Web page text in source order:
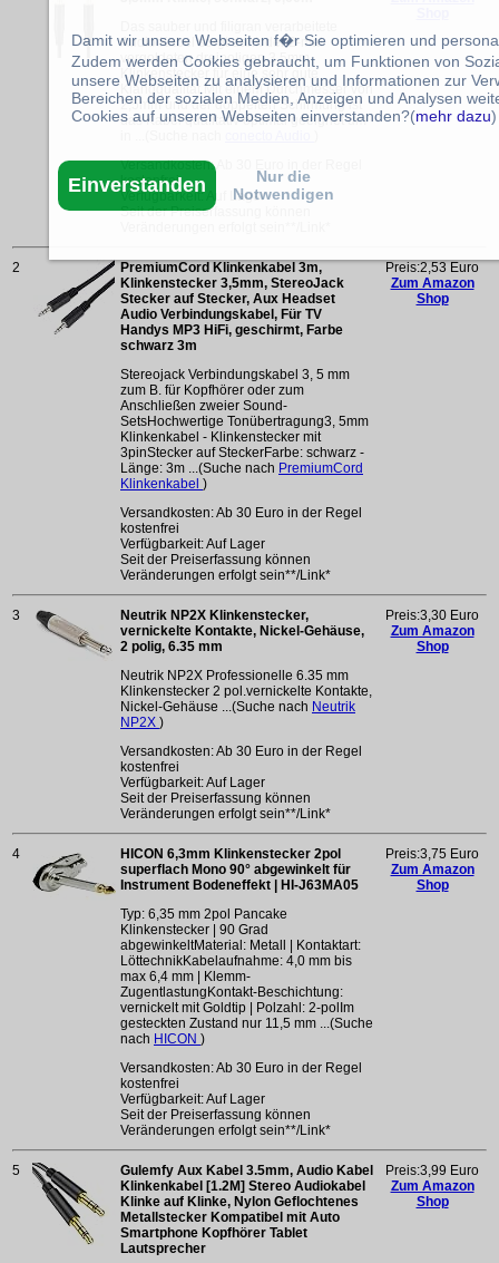
Audio Kabel sorgt dank der 2-mal
vergoldeten dreipoligen 3,5mm
Klinkenstecker für eine sehr gute
Klangqualität.Mit einem Durchmesser von
2,5mm und der doppelten Schirmung ist
das Kabel qualitativ optimal geeignet um
Versandkosten: Ab 30 Euro in der Regel
kostenfrei
Verfügbarkeit: Auf Lager
Seit der Preiserfassung können
2
PremiumCord Klinkenkabel 3m,
Klinkenstecker 3,5mm, StereoJack
Stecker auf Stecker, Aux Headset
Audio Verbindungskabel, Für TV
Handys MP3 HiFi, geschirmt, Farbe
schwarz 3m
Stereojack Verbindungskabel 3, 5 mm
zum B. für Kopfhörer oder zum
Anschließen zweier Sound-
SetsHochwertige Tonübertragung3, 5mm
Klinkenkabel - Klinkenstecker mit
3pinStecker auf SteckerFarbe: schwarz -
Länge: 3m ...(Suche nach PremiumCord
Klinkenkabel )
Versandkosten: Ab 30 Euro in der Regel
kostenfrei
Verfügbarkeit: Auf Lager
Seit der Preiserfassung können
Veränderungen erfolgt sein**/Link*
Preis:2,53 Euro
Zum Amazon
Shop
3
Neutrik NP2X Klinkenstecker,
vernickelte Kontakte, Nickel-Gehäuse,
2 polig, 6.35 mm
Neutrik NP2X Professionelle 6.35 mm
Klinkenstecker 2 pol.vernickelte Kontakte,
Nickel-Gehäuse ...(Suche nach Neutrik
NP2X )
Versandkosten: Ab 30 Euro in der Regel
kostenfrei
Verfügbarkeit: Auf Lager
Seit der Preiserfassung können
Veränderungen erfolgt sein**/Link*
Preis:3,30 Euro
Zum Amazon
Shop
4
HICON 6,3mm Klinkenstecker 2pol
superflach Mono 90° abgewinkelt für
Instrument Bodeneffekt | HI-J63MA05
Typ: 6,35 mm 2pol Pancake
Klinkenstecker | 90 Grad
abgewinkeltMaterial: Metall | Kontaktart:
LöttechnikKabelaufnahme: 4,0 mm bis
max 6,4 mm | Klemm-
ZugentlastungKontakt-Beschichtung:
vernickelt mit Goldtip | Polzahl: 2-polIm
gesteckten Zustand nur 11,5 mm ...(Suche
nach HICON )
Versandkosten: Ab 30 Euro in der Regel
kostenfrei
Verfügbarkeit: Auf Lager
Seit der Preiserfassung können
Veränderungen erfolgt sein**/Link*
Preis:3,75 Euro
Zum Amazon
Shop
5
Gulemfy Aux Kabel 3.5mm, Audio Kabel
Klinkenkabel [1.2M] Stereo Audiokabel
Klinke auf Klinke, Nylon Geflochtenes
Metallstecker Kompatibel mit Auto
Smartphone Kopfhörer Tablet
Lautsprecher
Preis:3,99 Euro
Zum Amazon
Shop
Damit wir unsere Webseiten f�r Sie optimieren und
Zudem werden Cookies gebraucht, um Funktionen von
unsere Webseiten zu analysieren und Informationen zur
Bereichen der sozialen Medien, Anzeigen und Analysen
Cookies auf unseren Webseiten einverstanden?(mehr dazu)
Einverstanden
Nur die
Notwendigen